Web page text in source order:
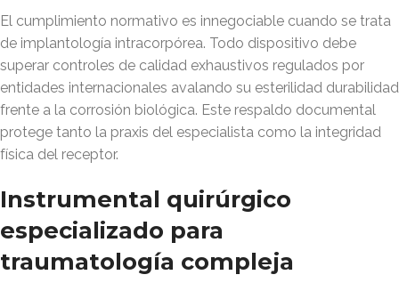
El cumplimiento normativo es innegociable cuando se trata
de implantología intracorpórea. Todo dispositivo debe
superar controles de calidad exhaustivos regulados por
entidades internacionales avalando su esterilidad durabilidad
frente a la corrosión biológica. Este respaldo documental
protege tanto la praxis del especialista como la integridad
física del receptor.
Instrumental quirúrgico
especializado para
traumatología compleja